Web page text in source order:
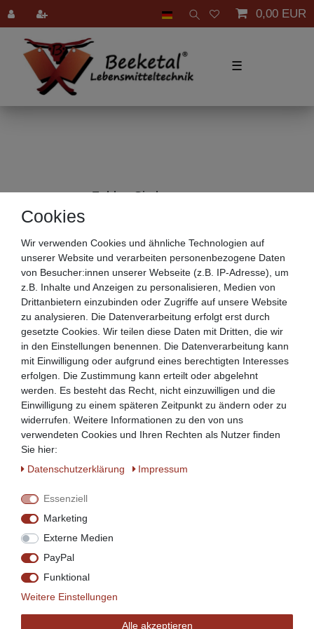
0,00 EUR
☰
Zahlen Sie bequem per
Ratenzahlung mit
Wir versenden mit
info@beeketal.de
+49 (0)5956 - 98926-0
+49 (0)152 34770138
+49 (0) 5956 98926-29
(Mo. bis Fr. von 7 bis 17 Uhr)
Leistung
Cookies
Wir verwenden Cookies und ähnliche Technologien auf
unserer Website und verarbeiten personenbezogene Daten
von Besucher:innen unserer Webseite (z.B. IP-Adresse), um
z.B. Inhalte und Anzeigen zu personalisieren, Medien von
Drittanbietern einzubinden oder Zugriffe auf unsere Website
zu analysieren. Die Datenverarbeitung erfolgt erst durch
gesetzte Cookies. Wir teilen diese Daten mit Dritten, die wir
in den Einstellungen benennen. Die Datenverarbeitung kann
mit Einwilligung oder aufgrund eines berechtigten Interesses
erfolgen. Die Zustimmung kann erteilt oder abgelehnt
werden. Es besteht das Recht, nicht einzuwilligen und die
Einwilligung zu einem späteren Zeitpunkt zu ändern oder zu
widerrufen. Weitere Informationen zu den von uns
verwendeten Cookies und Ihren Rechten als Nutzer finden
Sie hier:
Daten­schutz­erklärung
Impressum
Essenziell
Marketing
Externe Medien
PayPal
Funktional
Weitere Einstellungen
Alle akzeptieren